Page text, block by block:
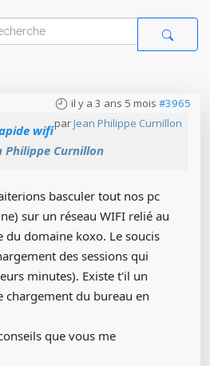
il y a 3 ans 5 mois #3965
par Jean Philippe Curnillon
wifi
Philippe Curnillon
basculer tout nos pc
sur un réseau WIFI relié au
du domaine koxo. Le soucis
des sessions qui
minutes). Existe t'il un
chargement du bureau en
que vous me